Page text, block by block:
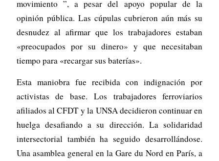
movimiento ”, a pesar del apoyo popular de la
opinión pública. Las cúpulas cubrieron aún más su
desnudez al afirmar que los trabajadores estaban
«preocupados por su dinero» y que necesitaban
tiempo para «recargar sus baterías».
Esta maniobra fue recibida con indignación por
activistas de base. Los trabajadores ferroviarios
afiliados al CFDT y la UNSA decidieron continuar en
huelga desafiando a su dirección. La solidaridad
intersectorial también ha seguido desarrollándose.
Una asamblea general en la Gare du Nord en París, a